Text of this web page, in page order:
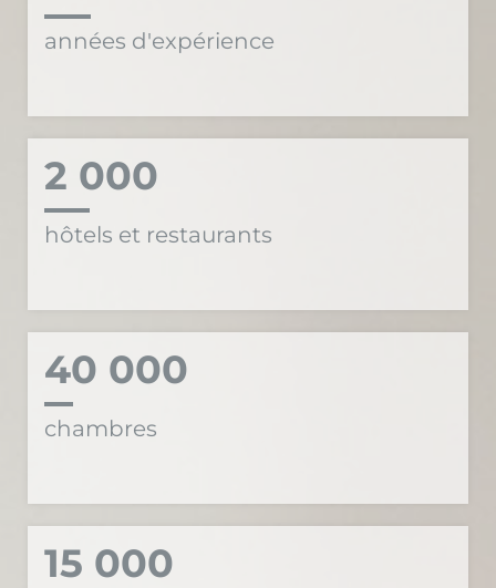
2 000
hôtels et restaurants
40 000
chambres
15 000